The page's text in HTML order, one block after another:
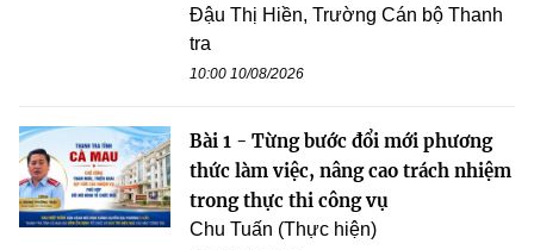
Đậu Thị Hiền, Trường Cán bộ Thanh
tra
10:00 10/08/2026
Bài 1 - Từng bước đổi mới phương
thức làm việc, nâng cao trách nhiệm
trong thực thi công vụ
Chu Tuấn (Thực hiện)